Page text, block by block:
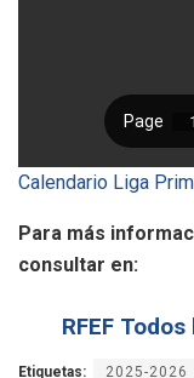
Calendario Liga
Para más
consultar en:
RFEF
Etiquetas: 2025-2026